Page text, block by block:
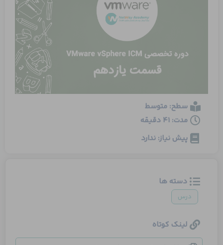
سطح: متوسط
مدت: 41 دقیقه
پیش نیاز: ندارد
دسته ها
درس
لینک کوتاه